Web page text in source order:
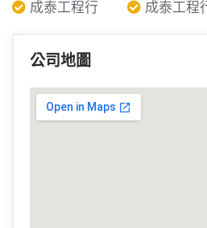
成泰工程行 成泰工程
公司地圖